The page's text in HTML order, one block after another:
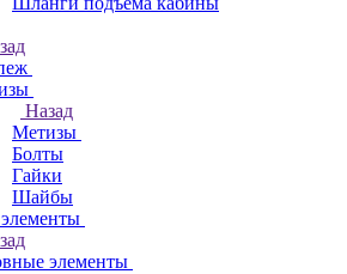
Назад
Метизы
Болты
Гайки
Шайбы
элементы